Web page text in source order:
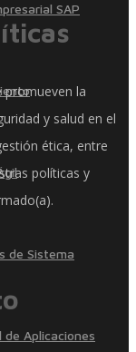
SAP
de Sistema
de Aplicaciones
la
y salud en el
ética, entre
políticas y